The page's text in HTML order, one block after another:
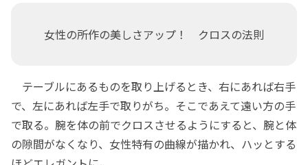
女性の所作の美しさアップ！ クロスの法則
テーブルにあるものを取り上げるとき、右にあれば右手
で、左にあれば左手で取りがち。そこであえて遠い方の手
で取る。腕を体の前でクロスさせるようにすると、腕と体
の隙間がなくなり、女性特有の曲線が描かれ、ハッとする